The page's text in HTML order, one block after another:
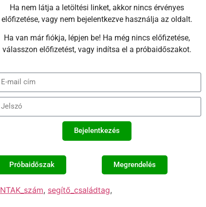
Ha nem látja a letöltési linket, akkor nincs érvényes
előfizetése, vagy nem bejelentkezve használja az oldalt.
Ha van már fiókja, lépjen be! Ha még nincs előfizetése,
válasszon előfizetést, vagy indítsa el a próbaidőszakot.
Bejelentkezés
Próbaidőszak Megrendelés
NTAK_szám, segítő_családtag,